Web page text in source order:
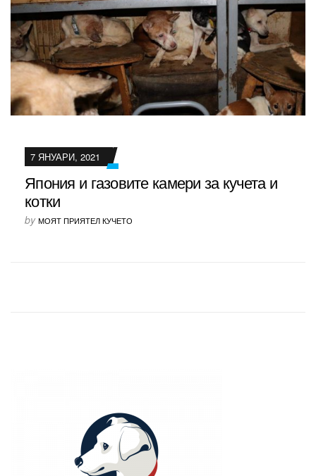
7 ЯНУАРИ, 2021
Япония и газовите камери за кучета и
котки
by МОЯТ ПРИЯТЕЛ КУЧЕТО